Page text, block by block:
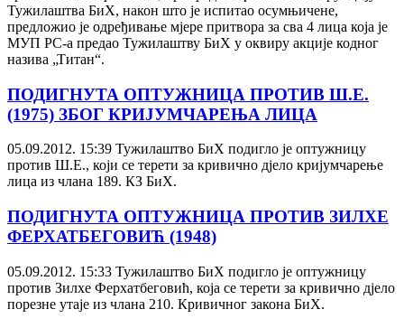
Тужилаштва БиХ, након што је испитао осумњичене,
предложио је одређивање мјере притвора за сва 4 лица која је
МУП РС-а предао Тужилаштву БиХ у оквиру акције кодног
назива „Титан“.
ПОДИГНУТА ОПТУЖНИЦА ПРОТИВ Ш.Е.
(1975) ЗБОГ КРИЈУМЧАРЕЊА ЛИЦА
05.09.2012. 15:39 Тужилаштво БиХ подигло је оптужницу
против Ш.Е., који се терети за кривично дјело кријумчарење
лица из члана 189. КЗ БиХ.
ПОДИГНУТА ОПТУЖНИЦА ПРОТИВ ЗИЛХЕ
ФЕРХАТБЕГОВИЋ (1948)
05.09.2012. 15:33 Тужилаштво БиХ подигло је оптужницу
против Зилхе Ферхатбеговић, која се терети за кривично дјело
порезне утаје из члана 210. Кривичног закона БиХ.